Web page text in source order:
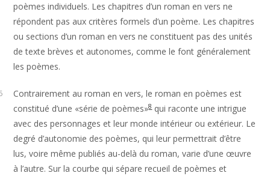
poèmes individuels. Les chapitres d’un roman en vers ne
répondent pas aux critères formels d’un poème. Les chapitres
ou sections d’un roman en vers ne constituent pas des unités
de texte brèves et autonomes, comme le font généralement
les poèmes.
Contrairement au roman en vers, le roman en poèmes est
constitué d’une «série de poèmes»8qui raconte une intrigue
avec des personnages et leur monde intérieur ou extérieur. Le
degré d’autonomie des poèmes, qui leur permettrait d’être
lus, voire même publiés au-delà du roman, varie d’une œuvre
à l’autre. Sur la courbe qui sépare recueil de poèmes et